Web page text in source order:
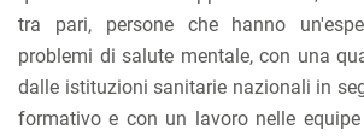
tra pari, persone che hanno
problemi di salute mentale, con una
dalle istituzioni sanitarie nazionali in
formativo e con un lavoro nelle